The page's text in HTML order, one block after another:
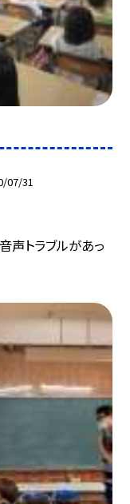
07/31
声トラブルがあっ